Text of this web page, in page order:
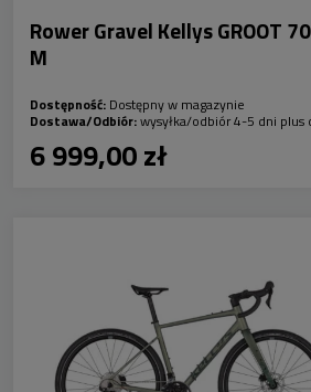
Rower Gravel Kellys GROOT
M
Dostępność: Dostępny w magazynie
Dostawa/Odbiór:wysyłka/odbiór 4-5 dni plus
6 999,00 zł